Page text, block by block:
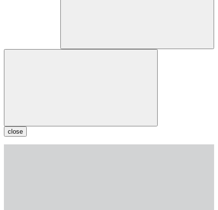
close